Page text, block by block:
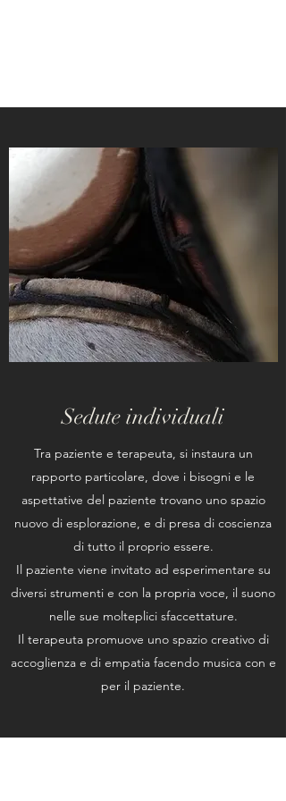
Sedute individuali
Tra paziente e terapeuta, si instaura un
rapporto particolare, dove i bisogni e le
aspettative del paziente trovano uno spazio
nuovo di esplorazione, e di presa di coscienza
di tutto il proprio essere.
Il paziente viene invitato ad esperimentare su
diversi strumenti e con la propria voce, il suono
nelle sue molteplici sfaccettature.
Il terapeuta promuove uno spazio creativo di
accoglienza e di empatia facendo musica con e
per il paziente.